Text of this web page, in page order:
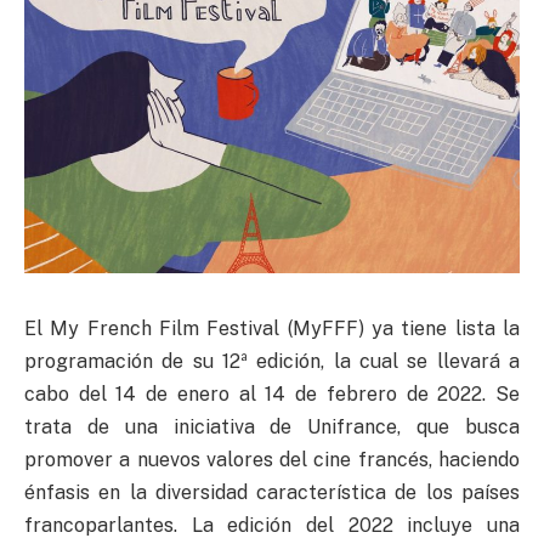
El My French Film Festival (MyFFF) ya tiene lista la
programación de su 12ª edición, la cual se llevará a
cabo del 14 de enero al 14 de febrero de 2022. Se
trata de una iniciativa de Unifrance, que busca
promover a nuevos valores del cine francés, haciendo
énfasis en la diversidad característica de los países
francoparlantes. La edición del 2022 incluye una